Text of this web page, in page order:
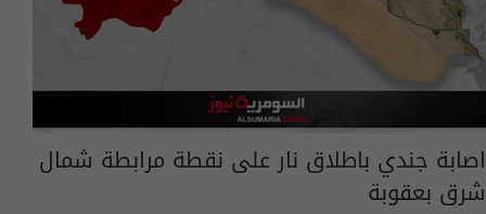
اصابة جندي باطلاق نار على نقطة مرابطة شمال
شرق بعقوبة